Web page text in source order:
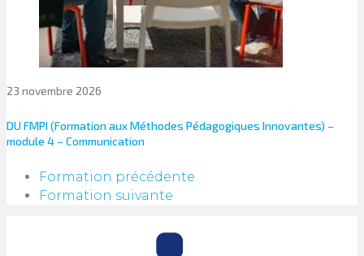
23 novembre 2026
DU FMPI (Formation aux Méthodes Pédagogiques Innovantes) –
module 4 – Communication
Formation précédente
Formation suivante